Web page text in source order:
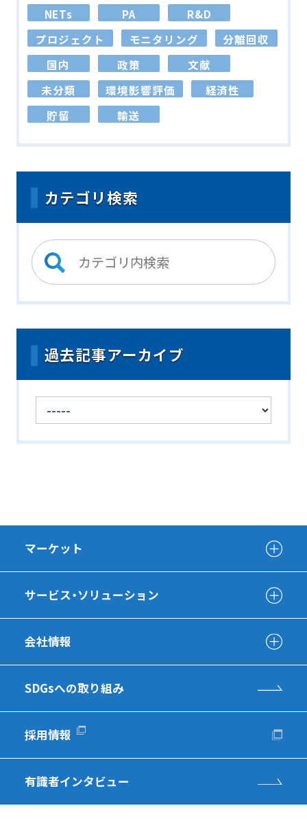
NETs
PA
R&D
プロジェクト
モニタリング
分離回収
国内
政策
文献
未分類
環境影響評価
経済性
貯留
輸送
カテゴリ検索
過去記事アーカイブ
マーケット
サービス・ソリューション
会社情報
SDGsへの取り組み
採用情報
有識者インタビュー